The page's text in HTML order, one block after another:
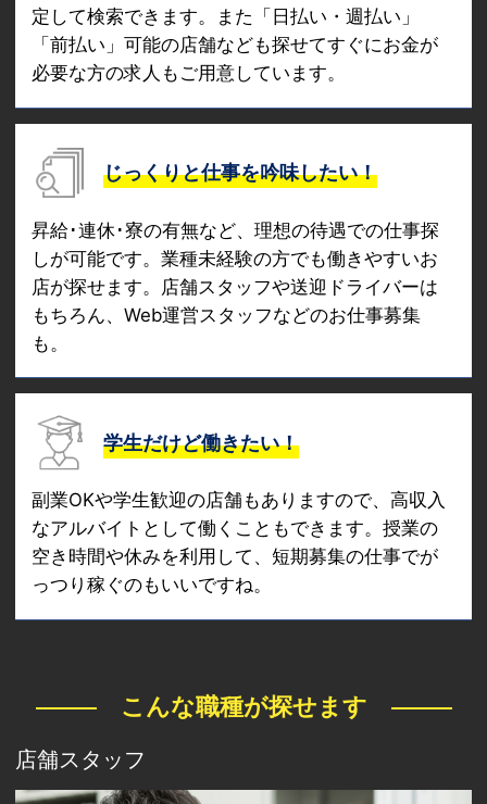
定して検索できます。また「日払い・週払い」
「前払い」可能の店舗なども探せてすぐにお金が
必要な方の求人もご用意しています。
じっくりと仕事を吟味したい！
昇給･連休･寮の有無など、理想の待遇での仕事探
しが可能です。業種未経験の方でも働きやすいお
店が探せます。店舗スタッフや送迎ドライバーは
もちろん、Web運営スタッフなどのお仕事募集
も。
学生だけど働きたい！
副業OKや学生歓迎の店舗もありますので、高収入
なアルバイトとして働くこともできます。授業の
空き時間や休みを利用して、短期募集の仕事でが
っつり稼ぐのもいいですね。
こんな職種が探せます
店舗スタッフ